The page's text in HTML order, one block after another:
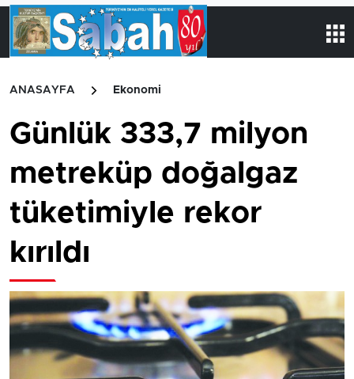
ANASAYFA Ekonomi
Günlük 333,7 milyon
metreküp doğalgaz
tüketimiyle rekor
kırıldı